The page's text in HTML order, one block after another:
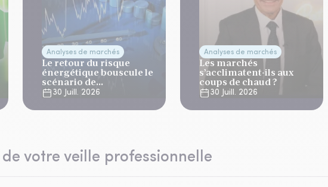
Analyses de marchés
Le retour du risque
énergétique bouscule le
scénario de
normalisation
30 Juill. 2026
Analyses de marchés
Les marchés
s’acclimatent-ils aux
coups de chaud ?
30 Juill. 2026
votre veille professionnelle